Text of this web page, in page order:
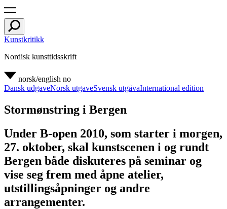
Kunstkritikk
Nordisk kunsttidsskrift
norsk/english no
Dansk udgaveNorsk utgaveSvensk utgåvaInternational edition
Stormønstring i Bergen
Under B-open 2010, som starter i morgen,
27. oktober, skal kunstscenen i og rundt
Bergen både diskuteres på seminar og
vise seg frem med åpne atelier,
utstillingsåpninger og andre
arrangementer.